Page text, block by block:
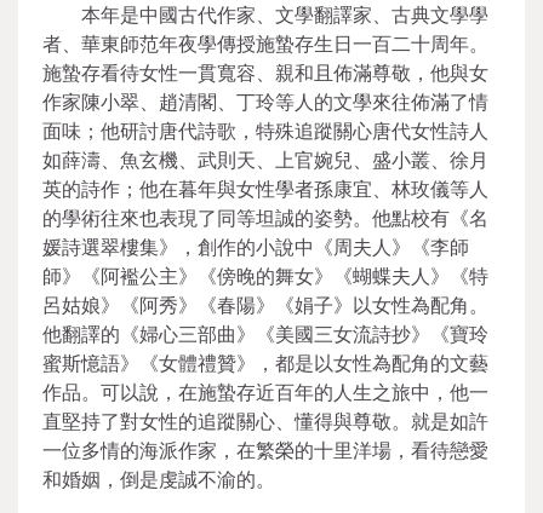
本年是中國古代作家、文學翻譯家、古典文學學
者、華東師范年夜學傳授施蟄存生日一百二十周年。
施蟄存看待女性一貫寬容、親和且佈滿尊敬，他與女
作家陳小翠、趙清閣、丁玲等人的文學來往佈滿了情
面味；他研討唐代詩歌，特殊追蹤關心唐代女性詩人
如薛濤、魚玄機、武則天、上官婉兒、盛小叢、徐月
英的詩作；他在暮年與女性學者孫康宜、林玫儀等人
的學術往來也表現了同等坦誠的姿勢。他點校有《名
媛詩選翠樓集》，創作的小說中《周夫人》《李師
師》《阿襤公主》《傍晚的舞女》《蝴蝶夫人》《特
呂姑娘》《阿秀》《春陽》《娟子》以女性為配角。
他翻譯的《婦心三部曲》《美國三女流詩抄》《寶玲
蜜斯憶語》《女體禮贊》，都是以女性為配角的文藝
作品。可以說，在施蟄存近百年的人生之旅中，他一
直堅持了對女性的追蹤關心、懂得與尊敬。就是如許
一位多情的海派作家，在繁榮的十里洋場，看待戀愛
和婚姻，倒是虔誠不渝的。